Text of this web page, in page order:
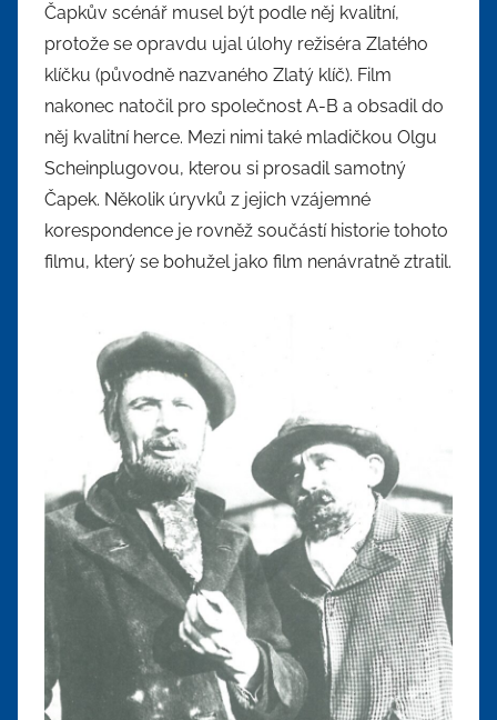
Čapkův scénář musel být podle něj kvalitní,
protože se opravdu ujal úlohy režiséra Zlatého
klíčku (původně nazvaného Zlatý klíč). Film
nakonec natočil pro společnost A-B a obsadil do
něj kvalitní herce. Mezi nimi také mladičkou Olgu
Scheinplugovou, kterou si prosadil samotný
Čapek. Několik úryvků z jejich vzájemné
korespondence je rovněž součástí historie tohoto
filmu, který se bohužel jako film nenávratně ztratil.